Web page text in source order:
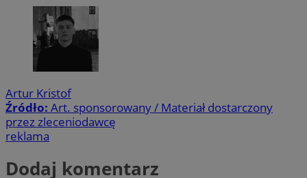
Artur Kristof
Źródło: Art. sponsorowany / Materiał dostarczony
przez zleceniodawcę
reklama
Dodaj komentarz